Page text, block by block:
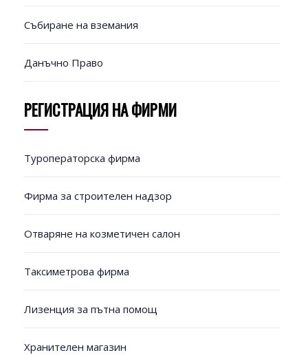
Събиране на вземания
Данъчно Право
РЕГИСТРАЦИЯ НА ФИРМИ
Туроператорска фирма
Фирма за строителен надзор
Отваряне на козметичен салон
Таксиметрова фирма
Лизенция за пътна помощ
Хранителен магазин